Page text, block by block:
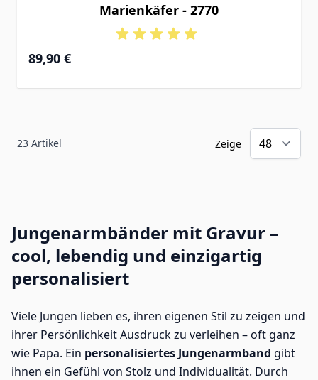
Marienkäfer - 2770
89,90 €
23 Artikel Zeige
Jungenarmbänder mit Gravur –
cool, lebendig und einzigartig
personalisiert
Viele Jungen lieben es, ihren eigenen Stil zu zeigen und
ihrer Persönlichkeit Ausdruck zu verleihen – oft ganz
wie Papa. Ein personalisiertes Jungenarmband gibt
ihnen ein Gefühl von Stolz und Individualität. Durch